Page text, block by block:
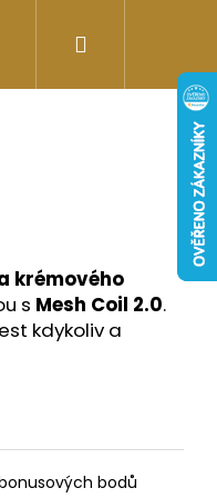
kofeinové
Přihlášení
krémového
s Mesh Coil 2.0.
kdykoliv a
bodů